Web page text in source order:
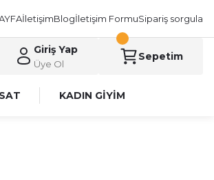
İletişimBlogİletişim FormuSipariş sorgula
Giriş Yap
Üye Ol
Sepetim
KADIN GİYİM